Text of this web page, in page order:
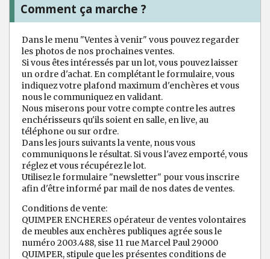
Comment ça marche ?
Dans le menu "Ventes à venir" vous pouvez regarder
les photos de nos prochaines ventes.
Si vous êtes intéressés par un lot, vous pouvez laisser
un ordre d'achat. En complétant le formulaire, vous
indiquez votre plafond maximum d'enchères et vous
nous le communiquez en validant.
Nous miserons pour votre compte contre les autres
enchérisseurs qu'ils soient en salle, en live, au
téléphone ou sur ordre.
Dans les jours suivants la vente, nous vous
communiquons le résultat. Si vous l'avez emporté, vous
réglez et vous récupérez le lot.
Utilisez le formulaire "newsletter" pour vous inscrire
afin d'être informé par mail de nos dates de ventes.
Conditions de vente:
QUIMPER ENCHERES opérateur de ventes volontaires
de meubles aux enchères publiques agrée sous le
numéro 2003.488, sise 11 rue Marcel Paul 29000
QUIMPER, stipule que les présentes conditions de